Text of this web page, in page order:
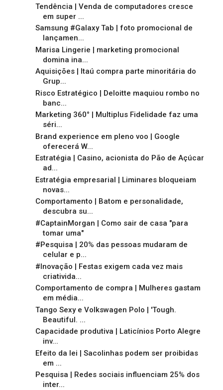
Tendência | Venda de computadores cresce
em super ...
Samsung #Galaxy Tab | foto promocional de
lançamen...
Marisa Lingerie | marketing promocional
domina ina...
Aquisições | Itaú compra parte minoritária do
Grup...
Risco Estratégico | Deloitte maquiou rombo no
banc...
Marketing 360° | Multiplus Fidelidade faz uma
séri...
Brand experience em pleno voo | Google
oferecerá W...
Estratégia | Casino, acionista do Pão de Açúcar
ad...
Estratégia empresarial | Liminares bloqueiam
novas...
Comportamento | Batom e personalidade,
descubra su...
#CaptainMorgan | Como sair de casa "para
tomar uma"
#Pesquisa | 20% das pessoas mudaram de
celular e p...
#Inovação | Festas exigem cada vez mais
criativida...
Comportamento de compra | Mulheres gastam
em média...
Tango Sexy e Volkswagen Polo | 'Tough.
Beautiful. ...
Capacidade produtiva | Laticínios Porto Alegre
inv...
Efeito da lei | Sacolinhas podem ser proibidas
em ...
Pesquisa | Redes sociais influenciam 25% dos
inter...